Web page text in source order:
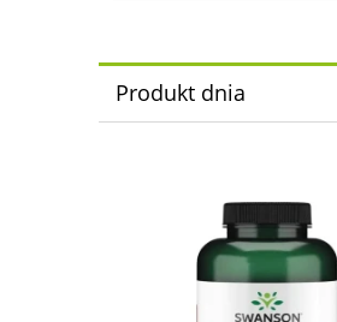
Produkt dnia